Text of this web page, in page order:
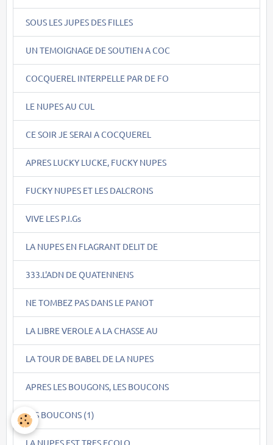
SOUS LES JUPES DES FILLES
UN TEMOIGNAGE DE SOUTIEN A COC
COCQUEREL INTERPELLE PAR DE FO
LE NUPES AU CUL
CE SOIR JE SERAI A COCQUEREL
APRES LUCKY LUCKE, FUCKY NUPES
FUCKY NUPES ET LES DALCRONS
VIVE LES P.I.Gs
LA NUPES EN FLAGRANT DELIT DE
333.L'ADN DE QUATENNENS
NE TOMBEZ PAS DANS LE PANOT
LA LIBRE VEROLE A LA CHASSE AU
LA TOUR DE BABEL DE LA NUPES
APRES LES BOUGONS, LES BOUCONS
LES BOUCONS (1)
LA NUPES EST TRES ECOLO